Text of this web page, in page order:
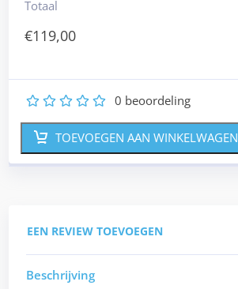
Totaal
€119,00
5
4
3
2 0 beoordeling
TOEVOEGEN AAN WINKELWAGEN
EEN REVIEW TOEVOEGEN
Beschrijving